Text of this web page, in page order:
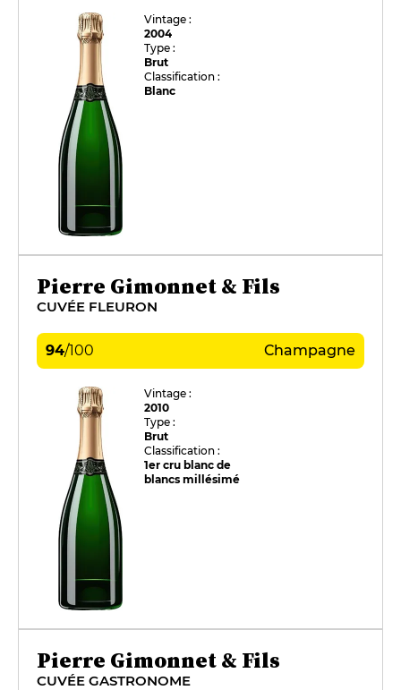
Vintage :
2004
Type :
Brut
Classification :
Blanc
Pierre Gimonnet & Fils
CUVÉE FLEURON
94/100 Champagne
Vintage :
2010
Type :
Brut
Classification :
1er cru blanc de
blancs millésimé
Pierre Gimonnet & Fils
CUVÉE GASTRONOME